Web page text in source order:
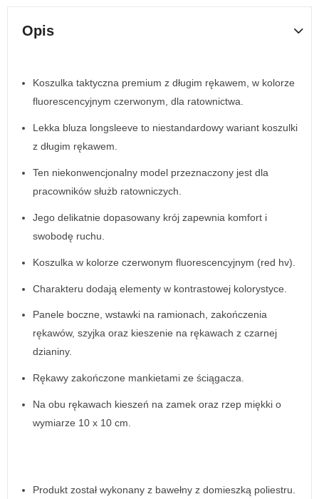
Opis
Koszulka taktyczna premium z długim rękawem, w kolorze
fluorescencyjnym czerwonym, dla ratownictwa.
Lekka bluza longsleeve to niestandardowy wariant koszulki
z długim rękawem.
Ten niekonwencjonalny model przeznaczony jest dla
pracowników służb ratowniczych.
Jego delikatnie dopasowany krój zapewnia komfort i
swobodę ruchu.
Koszulka w kolorze czerwonym fluorescencyjnym (red hv).
Charakteru dodają elementy w kontrastowej kolorystyce.
Panele boczne, wstawki na ramionach, zakończenia
rękawów, szyjka oraz kieszenie na rękawach z czarnej
dzianiny.
Rękawy zakończone mankietami ze ściągacza.
Na obu rękawach kieszeń na zamek oraz rzep miękki o
wymiarze 10 x 10 cm.
Produkt został wykonany z bawełny z domieszką poliestru.